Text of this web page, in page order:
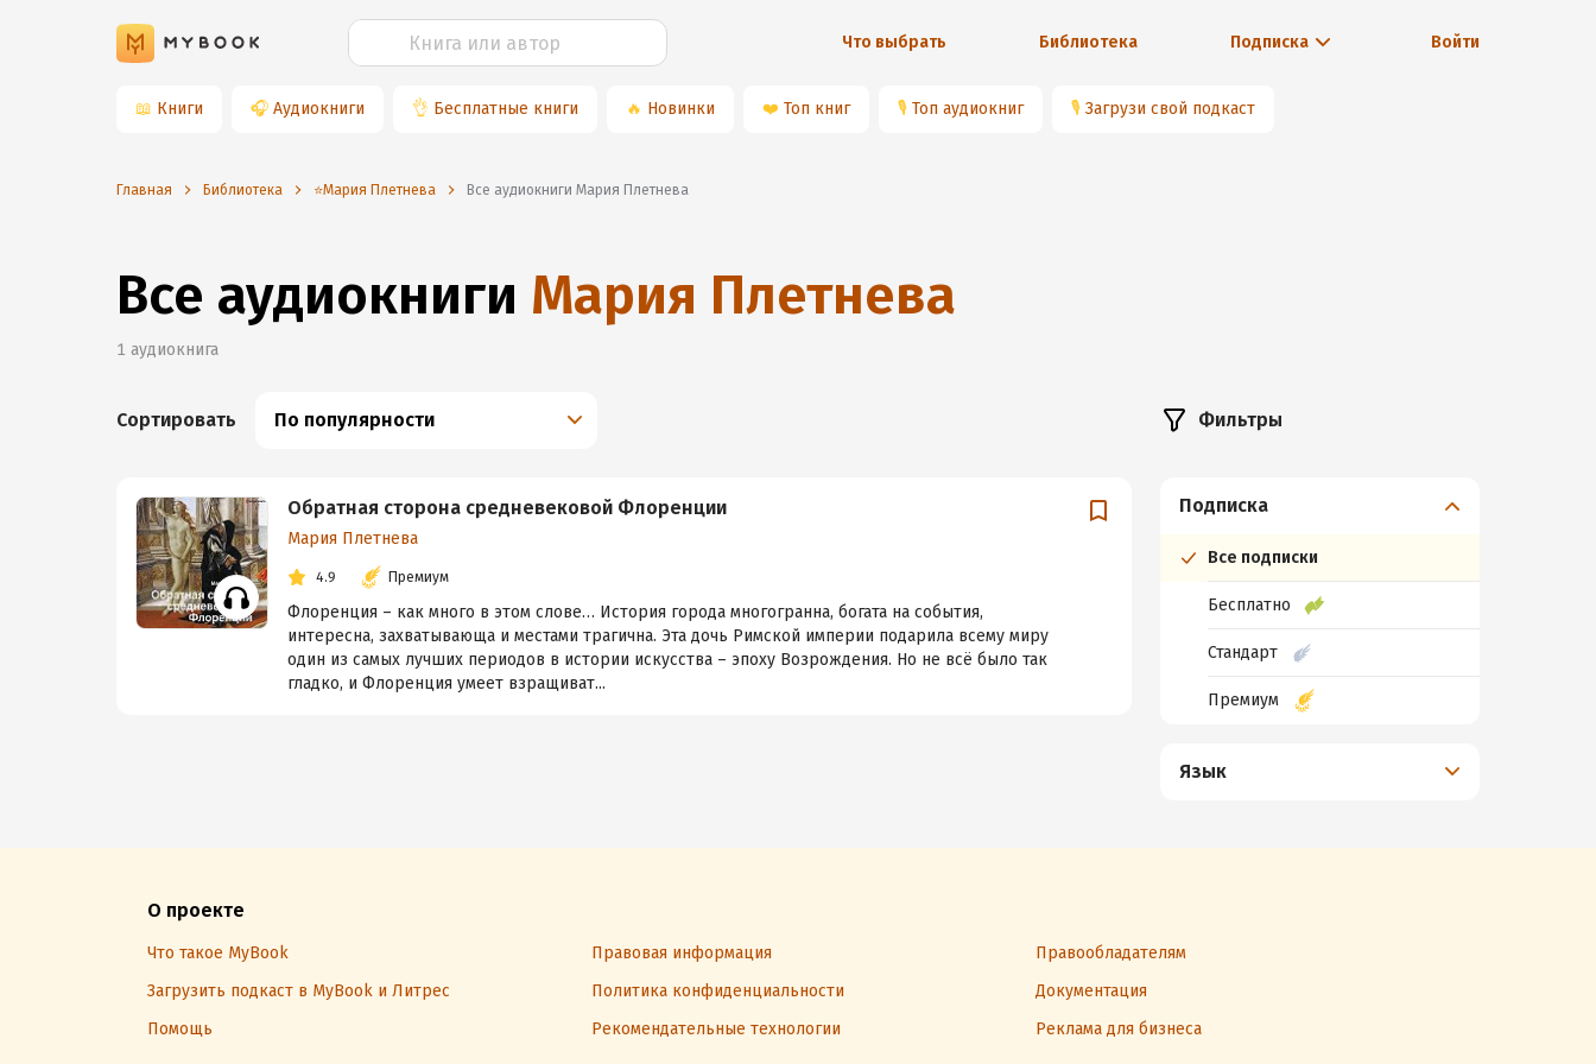
Что выбрать Библиотека Подписка Войти
📖 Книги 🎧 Аудиокниги 👌 Бесплатные книги 🔥 Новинки ❤️ Топ книг 🎙 Топ аудиокниг 🎙 Загрузи свой подкаст
Главная Библиотека ⭐️Мария Плетнева Все аудиокниги Мария Плетнева
Все аудиокниги Мария Плетнева
1 аудиокнига
Сортировать По популярности
Обратная сторона средневековой Флоренции
Мария Плетнева
4.9 Премиум
Флоренция – как много в этом слове… История города многогранна, богата на события,
интересна, захватывающа и местами трагична. Эта дочь Римской империи подарила всему миру
один из самых лучших периодов в истории искусства – эпоху Возрождения. Но не всё было так
гладко, и Флоренция умеет взращиват...
Фильтры
Подписка
Все подписки
Бесплатно
Стандарт
Премиум
Язык
О проекте
Что такое MyBook Правовая информация
Правообладателям
Загрузить подкаст в MyBook и Литрес
Политика конфиденциальности
Документация
Помощь
Рекомендательные технологии Реклама для бизнеса